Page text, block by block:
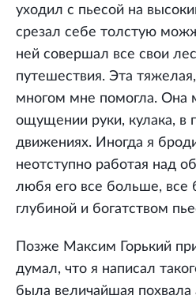
уходил с пьесой на
срезал себе толстую
ней совершал все свои
путешествия. Эта
многом мне помогла. Она
ощущении руки, кулака, в
движениях. Иногда я
неотступно работая над
любя его все больше, все
глубиной и богатством
Позже Максим Горький
думал, что я написал
была величайшая похвала